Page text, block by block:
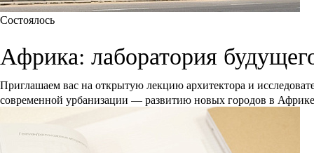
Состоялось
Африка: лаборатория
Приглашаем вас на открытую лекцию архитектора и
современной урбанизации — развитию новых городов в Африке